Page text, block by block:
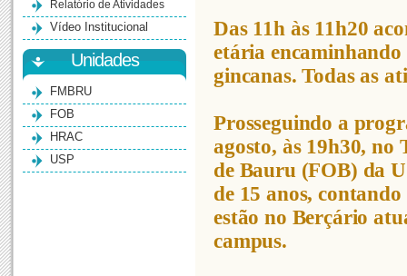
Relatório de Atividades
Vídeo Institucional
Unidades
FMBRU
FOB
HRAC
USP
Das 11h às 11h20
etária encaminhando
gincanas. Todas as
Prosseguindo a
agosto, às 19h30,
de Bauru (FOB) da
de 15 anos,
estão no Berçário
campus.